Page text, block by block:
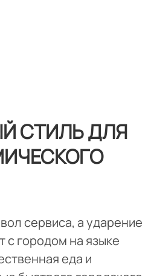
СТИЛЬ ДЛЯ
сервиса, а ударение
с городом на языке
еда и